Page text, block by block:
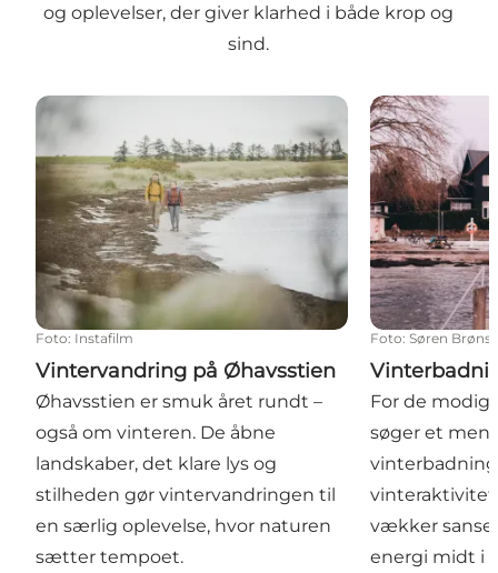
og oplevelser, der giver klarhed i både krop og
sind.
Vintervandring på Øhavsstien
Foto: Instafilm
Vintervandring på Øhavsstien
Øhavsstien er smuk året rundt –
også om vinteren. De åbne
landskaber, det klare lys og
stilheden gør vintervandringen til
en særlig oplevelse, hvor naturen
sætter tempoet.
Foto: Søren
For de
søger et
vækker
energi midt i